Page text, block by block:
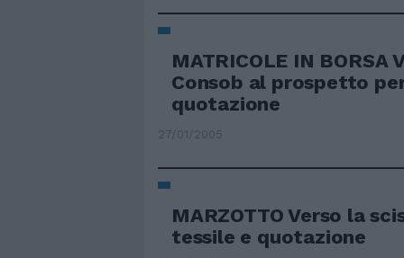
MATRICOLE IN BORSA
Consob al prospetto
quotazione
27/01/2005
MARZOTTO Verso la
tessile e quotazione